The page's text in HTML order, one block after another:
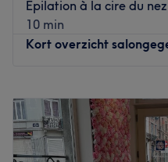
nouveau look en parfaite
personnalité !
Go
Épilation à la cire du nez
10 min
Kort overzicht
Dinsdag
Woensdag
Donderdag